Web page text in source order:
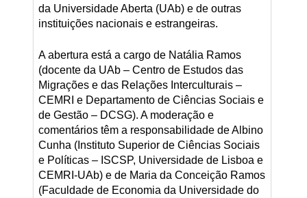
da Universidade Aberta (UAb) e de outras
instituições nacionais e estrangeiras.
A abertura está a cargo de Natália Ramos
(docente da UAb – Centro de Estudos das
Migrações e das Relações Interculturais –
CEMRI e Departamento de Ciências Sociais e
de Gestão – DCSG). A moderação e
comentários têm a responsabilidade de Albino
Cunha (Instituto Superior de Ciências Sociais
e Políticas – ISCSP, Universidade de Lisboa e
CEMRI-UAb) e de Maria da Conceição Ramos
(Faculdade de Economia da Universidade do